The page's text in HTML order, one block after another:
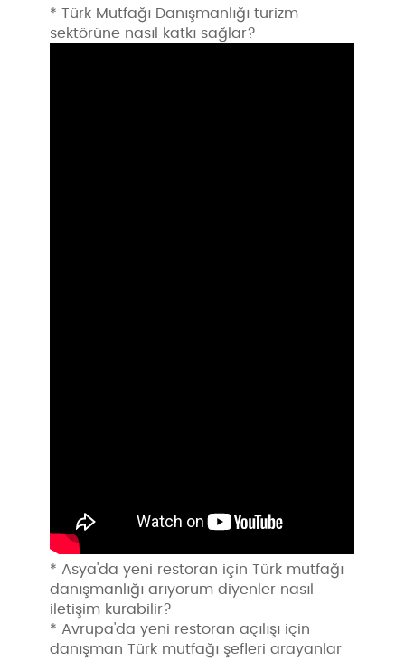
* Türk Mutfağı Danışmanlığı turizm
sektörüne nasıl katkı sağlar?
* Asya'da yeni restoran için Türk mutfağı
danışmanlığı arıyorum diyenler nasıl
iletişim kurabilir?
* Avrupa'da yeni restoran açılışı için
danışman Türk mutfağı şefleri arayanlar